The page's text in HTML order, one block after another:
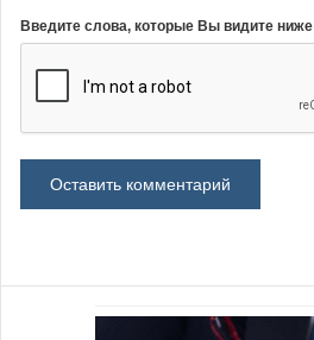
Введите слова, которые Вы видите ниже